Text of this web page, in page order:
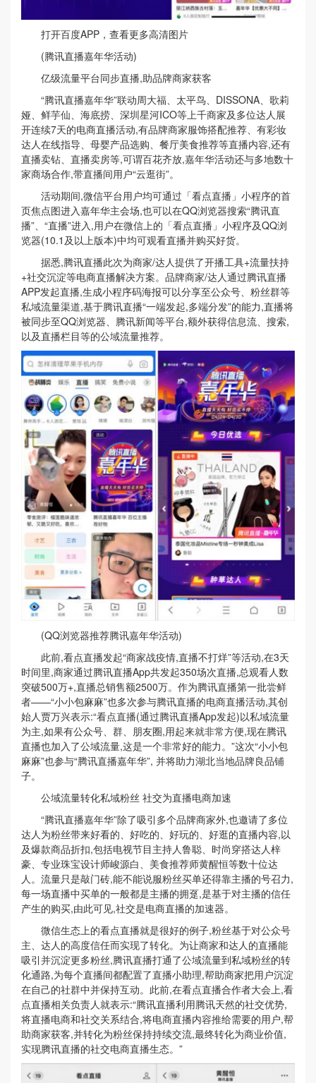
打开百度APP，查看更多高清图片
(腾讯直播嘉年华活动)
亿级流量平台同步直播,助品牌商家获客
“腾讯直播嘉年华”联动周大福、太平鸟、DISSONA、歌莉
娅、鲜芋仙、海底捞、深圳星河ICO等上千商家及多位达人展
开连续7天的电商直播活动,有品牌商家服饰搭配推荐、有彩妆
达人在线指导、母婴产品选购、餐厅美食推荐等直播内容,还有
直播卖钻、直播卖房等,可谓百花齐放,嘉年华活动还与多地数十
家商场合作,带直播间用户“云逛街”。
活动期间,微信平台用户均可通过「看点直播」小程序的首
页焦点图进入嘉年华主会场,也可以在QQ浏览器搜索“腾讯直
播”、“直播”进入,用户在微信上的「看点直播」小程序及QQ浏
览器(10.1及以上版本)中均可观看直播并购买好货。
据悉,腾讯直播此次为商家/达人提供了开播工具+流量扶持
+社交沉淀等电商直播解决方案。品牌商家/达人通过腾讯直播
APP发起直播,生成小程序码海报可以分享至公众号、粉丝群等
私域流量渠道,基于腾讯直播“一端发起,多端分发”的能力,直播将
被同步至QQ浏览器、腾讯新闻等平台,额外获得信息流、搜索,
以及直播栏目等的公域流量推荐。
(QQ浏览器推荐腾讯嘉年华活动)
此前,看点直播发起“商家战疫情,直播不打烊”等活动,在3天
时间里,商家通过腾讯直播App共发起350场次直播,总观看人数
突破500万+,直播总销售额2500万。作为腾讯直播第一批尝鲜
者——“小小包麻麻”也多次参与腾讯直播的电商直播活动,其创
始人贾万兴表示:“看点直播(通过腾讯直播App发起)以私域流量
为主,如果有公众号、群、朋友圈,用起来就非常方便,现在腾讯
直播也加入了公域流量,这是一个非常好的能力。”这次“小小包
麻麻”也参与“腾讯直播嘉年华”, 并将助力湖北当地品牌良品铺
子。
公域流量转化私域粉丝 社交为直播电商加速
“腾讯直播嘉年华”除了吸引多个品牌商家外,也邀请了多位
达人为粉丝带来好看的、好吃的、好玩的、好逛的直播内容,以
及爆款商品折扣,包括电视节目主持人鲁聪、时尚穿搭达人梓
豪、专业珠宝设计师峻源白、美食推荐师黄醒恒等数十位达
人。流量只是敲门砖,能不能说服粉丝买单还得靠主播的号召力,
每一场直播中买单的一般都是主播的拥趸,是基于对主播的信任
产生的购买,由此可见,社交是电商直播的加速器。
微信生态上的看点直播就是很好的例子,粉丝基于对公众号
主、达人的高度信任而实现了转化。为让商家和达人的直播能
吸引并沉淀更多粉丝,腾讯直播打通了公域流量到私域粉丝的转
化通路,为每个直播间都配置了直播小助理,帮助商家把用户沉淀
在自己的社群中并保持互动。此前,在看点直播合作者大会上,看
点直播相关负责人就表示:“腾讯直播利用腾讯天然的社交优势,
将直播电商和社交关系结合,将电商直播内容推给需要的用户,帮
助商家获客,并转化为粉丝保持持续交流,最终转化为商业价值,
实现腾讯直播的社交电商直播生态。”